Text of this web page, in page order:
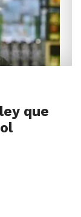
que